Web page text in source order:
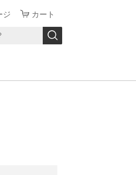
ジ カート